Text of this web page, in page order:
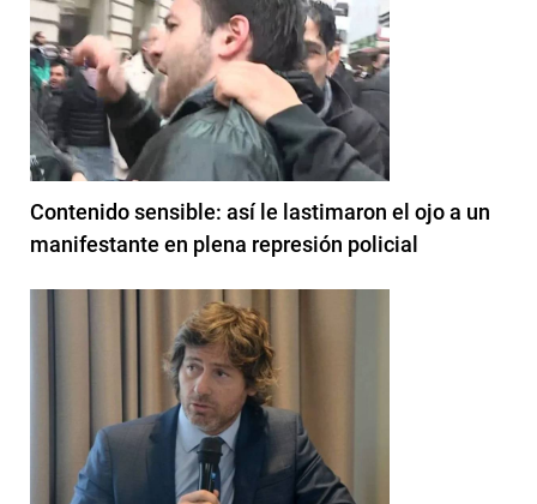
Contenido sensible: así le lastimaron el ojo a un
manifestante en plena represión policial